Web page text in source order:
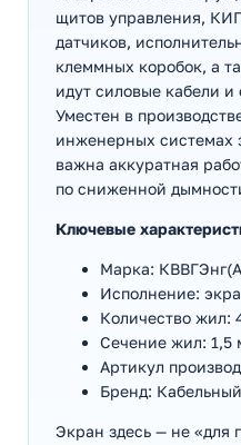
щитов управления,
датчиков,
клеммных коробок, а
идут силовые кабели и
Уместен в
инженерных системах
важна аккуратная
по сниженной
Ключевые
Марка:
Исполнение:
Количество жил:
Сечение жил: 1,5
Артикул
Бренд:
Экран здесь — не «для